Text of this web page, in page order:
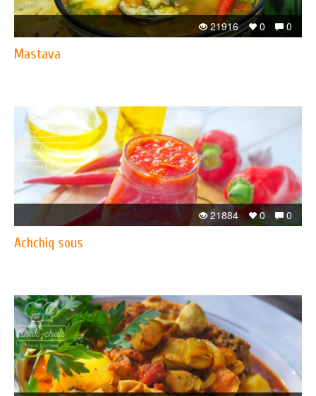
0
0
21916
Mastava
0
0
21884
Achchiq sous